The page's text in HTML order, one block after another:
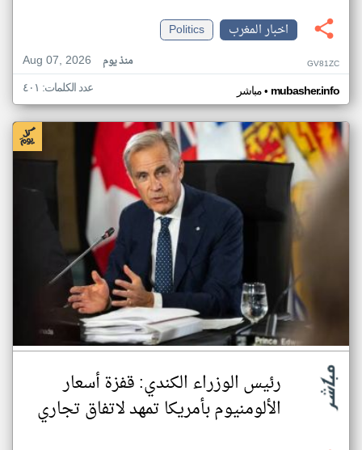
اخبار المغرب
Politics
Aug 07, 2026
منذ يوم GV81ZC
مباشر• mubasher.info عدد الكلمات: ٤٠١
رئيس الوزراء الكندي: قفزة أسعار
الألومنيوم بأمريكا تمهد لاتفاق تجاري